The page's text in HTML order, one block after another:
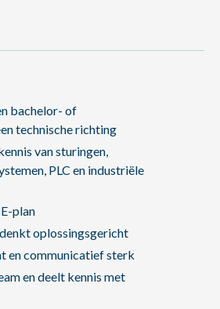
bachelor- of
technische richting
van sturingen,
PLC en industriële
plan
oplossingsgericht
en communicatief sterk
en deelt kennis met